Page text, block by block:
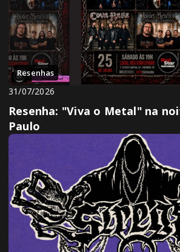
Resenhas
31/07/2026
Resenha: "Viva o Metal" na
Paulo